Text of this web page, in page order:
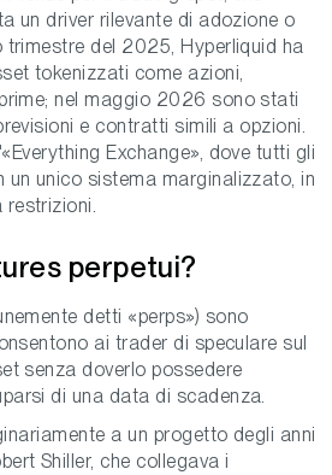
un driver rilevante di adozione o
trimestre del 2025, Hyperliquid ha
tokenizzati come azioni,
nel maggio 2026 sono stati
e contratti simili a opzioni.
Exchange», dove tutti gli
un unico sistema marginalizzato, in
restrizioni.
perpetui?
detti «perps») sono
ai trader di speculare sul
senza doverlo possedere
di una data di scadenza.
a un progetto degli anni
Shiller, che collegava i